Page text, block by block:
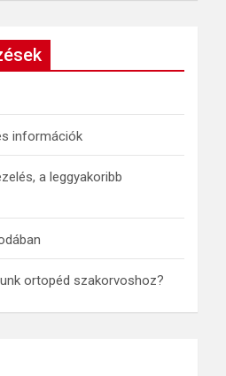
információk
a leggyakoribb
ortopéd szakorvoshoz?